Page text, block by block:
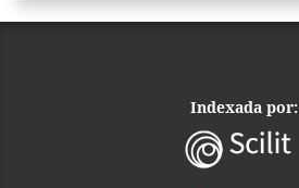
Indexada por: